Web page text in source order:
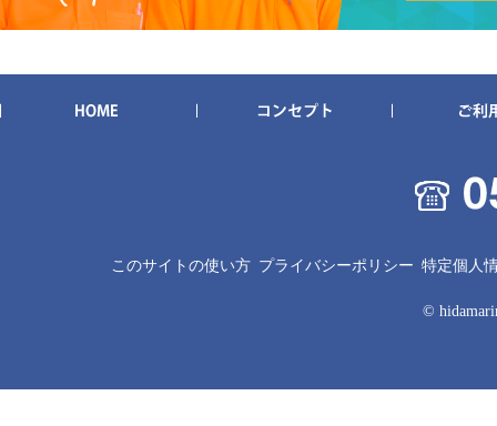
このサイトの使い方 プライバシーポリシー 特定個人
©